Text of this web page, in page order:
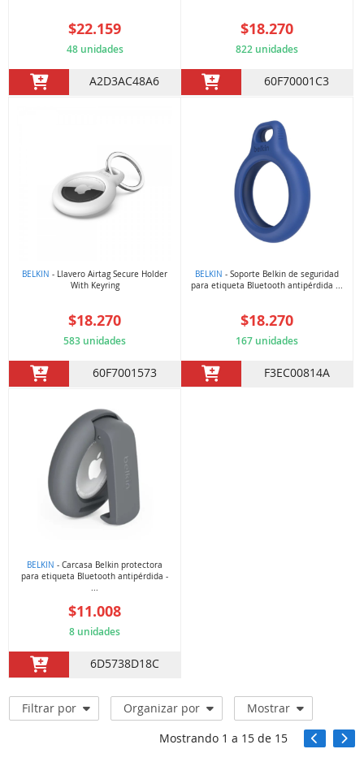
$22.159
48 unidades
A2D3AC48A6
$18.270
822 unidades
60F70001C3
BELKIN - Llavero Airtag Secure Holder
With Keyring
$18.270
583 unidades
60F7001573
BELKIN - Soporte Belkin de seguridad
para etiqueta Bluetooth antipérdida ...
$18.270
167 unidades
F3EC00814A
BELKIN - Carcasa Belkin protectora
para etiqueta Bluetooth antipérdida -
...
$11.008
8 unidades
6D5738D18C
Filtrar por Organizar por
Mostrar
Mostrando 1 a 15de 15